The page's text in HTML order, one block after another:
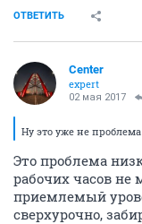
ОТВЕТИТЬ
Center
expert
02 мая 2017
Ну это уже не
Это проблема
рабочих часов не
приемлемый
сверхурочно,